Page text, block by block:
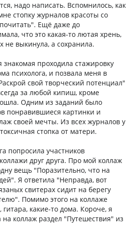
надо написать. Вспомнилось, как
стопку журналов красоты со
Ещё даже до
что это какая-то лютая хрень,
не выкинула, а сохранила.
знакомая проходила стажировку
психолога, и позвала меня в
свой творческий потенциал"
за любой кипиш, кроме
Одним из заданий было
понравившиеся картинки и
своей мечты. Из всех журналов у
стопка от матери.
попросила участников
друг друга. Про мой коллаж
вещь "Поразительно, что на
Я ответила "Неправда, вот
свитерах сидит на берегу
Помимо этого на коллаже
гитара, какие-то дома. Короче, я
коллаж раздел "Путешествия" из